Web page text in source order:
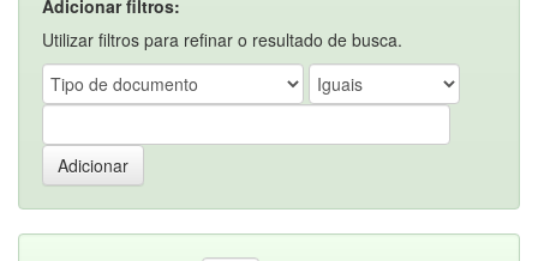
Adicionar filtros:
Utilizar filtros para refinar o resultado de busca.